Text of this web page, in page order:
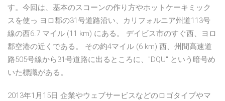
す。今回は、基本のスコーンの作り方やホットケーキミック
スを使っ ヨロ郡の31号道路沿い、カリフォルニア州道113号
線の西6.7 マイル (11 km) にある。 デイビス市のすぐ西、ヨロ
郡空港の近くである。 その約4マイル (6 km) 西、州間高速道
路505号線から31号道路に出るところに、"DQU" という暗号め
いた標識がある。
2013年1月15日 企業やウェブサービスなどのロゴタイプやマ